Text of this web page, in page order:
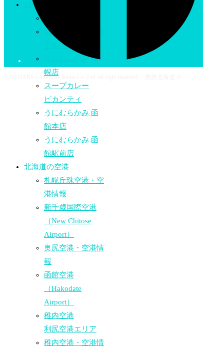
おすすめグルメ
北海道のおすすめ
グルメ
うにむらかみ 札
幌店
スープカレー
ピカンティ
うにむらかみ 函
館本店
うにむらかみ 函
館駅前店
北海道の空港
札幌丘珠空港・空
港情報
新千歳国際空港
（New Chitose
Airport）
奥尻空港・空港情
報
函館空港
（Hakodate
Airport）
稚内空港
利尻空港エリア
稚内空港・空港情
© CEDARS Communications Co.,Ltd. all right reserved. 悠悠北海道 ®